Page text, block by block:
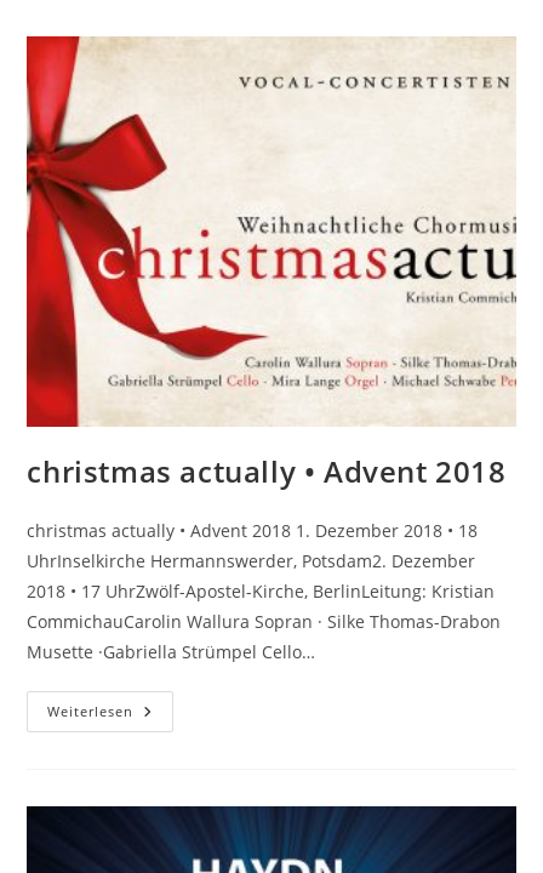
christmas actually • Advent 2018
christmas actually • Advent 2018 1. Dezember 2018 • 18
UhrInselkirche Hermannswerder, Potsdam2. Dezember
2018 • 17 UhrZwölf-Apostel-Kirche, BerlinLeitung: Kristian
CommichauCarolin Wallura Sopran · Silke Thomas-Drabon
Musette ·Gabriella Strümpel Cello…
Weiterlesen Christmas
Actually